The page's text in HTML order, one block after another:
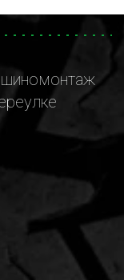
шиномонтаж